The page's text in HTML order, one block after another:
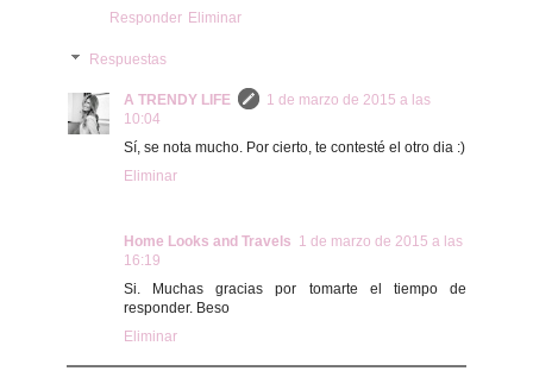
Responder Eliminar
Respuestas
A TRENDY LIFE
1 de marzo de 2015 a las
10:04
Sí, se nota mucho. Por cierto, te contesté el otro dia :)
Eliminar
Home Looks and Travels 1 de marzo de 2015 a las
16:19
Si. Muchas gracias por tomarte el tiempo de
responder. Beso
Eliminar